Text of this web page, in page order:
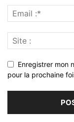
Enregistrer mon
pour la prochaine